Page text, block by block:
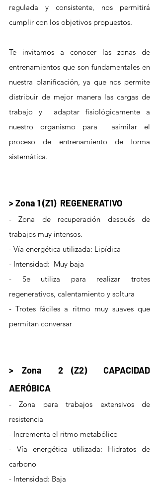
regulada y consistente, nos permitirá
cumplir con los objetivos propuestos.
Te invitamos a conocer las zonas de
entrenamientos que son fundamentales en
nuestra planificación, ya que nos permite
distribuir de mejor manera las cargas de
trabajo y  adaptar fisiológicamente a
nuestro organismo para  asimilar el
proceso de entrenamiento de forma
sistemática.
> Zona 1 (Z1)  REGENERATIVO
- Zona de recuperación después de
trabajos muy intensos.
- Vía energética utilizada: Lipídica
- Intensidad:  Muy baja
- Se utiliza para realizar trotes
regenerativos, calentamiento y soltura
- Trotes fáciles a ritmo muy suaves que
permitan conversar
> Zona  2 (Z2)  CAPACIDAD
AERÓBICA
- Zona para trabajos extensivos de
resistencia
- Incrementa el ritmo metabólico
- Vía energética utilizada: Hidratos de
carbono
- Intensidad: Baja